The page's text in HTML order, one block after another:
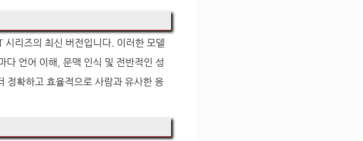
리즈의 최신 버전입니다. 이러한 모델
다 언어 이해, 문맥 인식 및 전반적인 성
정확하고 효율적으로 사람과 유사한 응